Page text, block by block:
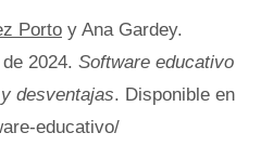
Porto y Ana Gardey.
2024. Software educativo
desventajas. Disponible en
educativo/